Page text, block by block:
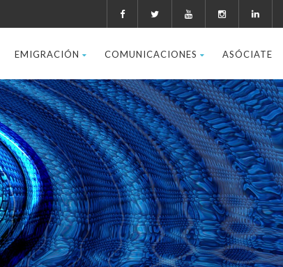
EMIGRACIÓN COMUNICACIONES ASÓCIATE